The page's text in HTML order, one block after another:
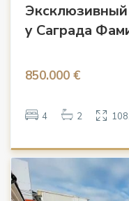
Эксклюзивный
у Саграда
850.000 €
4 2